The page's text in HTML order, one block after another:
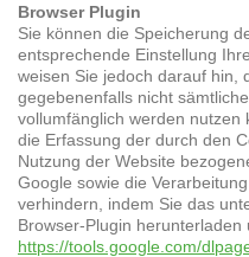
Browser Plugin
Sie können die Speicherung
entsprechende Einstellung
weisen Sie jedoch darauf hin,
gegebenenfalls nicht
vollumfänglich werden
die Erfassung der durch den
Nutzung der Website
Google sowie die
verhindern, indem Sie das
Browser-Plugin herunterladen
https://tools.google.com/